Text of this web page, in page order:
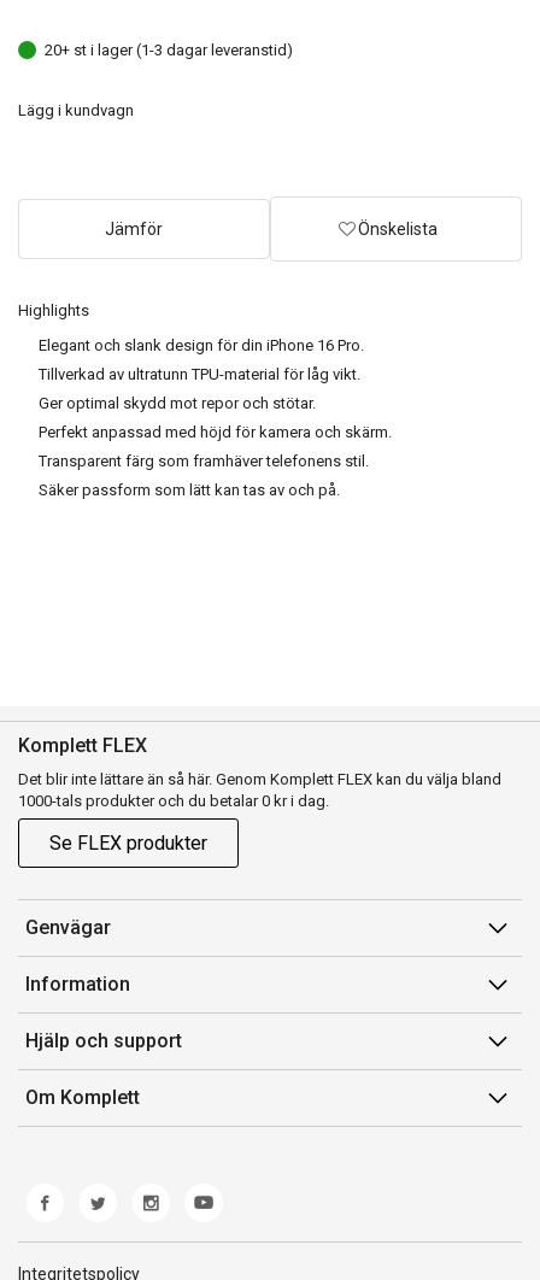
Highlights
Elegant och slank design för din iPhone 16 Pro.
Tillverkad av ultratunn TPU-material för låg vikt.
Ger optimal skydd mot repor och stötar.
Perfekt anpassad med höjd för kamera och skärm.
Transparent färg som framhäver telefonens stil.
Säker passform som lätt kan tas av och på.
20+ st i lager (1-3 dagar leveranstid)
Lägg i kundvagn
Jämför Önskelista
Komplett FLEX
Det blir inte lättare än så här. Genom Komplett FLEX kan du välja bland
1000-tals produkter och du betalar 0 kr i dag.
Se FLEX produkter
Genvägar
Konto
Orderhistorik
Presentkort
Komplett Club
Information
Försäljningsvillkor
Medlemsvillkor for Komplett Club
Lediga tjänster
Hjälp och support
Kontakta oss
Kundservice
Produkthjälp och retur
Felsökning och guider
Om Komplett
Integritetspolicy